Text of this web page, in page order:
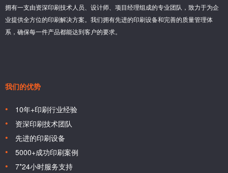
拥有一支由资深印刷技术人员、设计师、项目经理组成的专业团队，致力于为企
业提供全方位的印刷解决方案。我们拥有先进的印刷设备和完善的质量管理体
系，确保每一件产品都能达到客户的要求。
我们的优势
10年+印刷行业经验
资深印刷技术团队
先进的印刷设备
5000+成功印刷案例
7*24小时服务支持